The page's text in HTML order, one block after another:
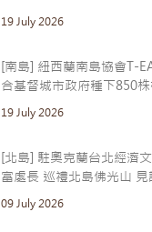
19 July 2026
[南島] 紐西蘭南島協會T-
合基督城市政府種下850
19 July 2026
[北島] 駐奧克蘭台北經濟
富處長 巡禮北島佛光山
09 July 2026